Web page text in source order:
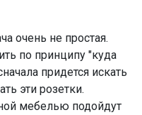
очень не простая.
по принципу "куда
придется искать
эти розетки.
мебелью подойдут